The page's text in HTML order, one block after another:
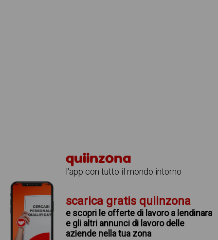
quiinzona
l'app con tutto il mondo intorno
scarica gratis quiinzona
e scopri le offerte di lavoro a lendinara
e gli altri annunci di lavoro delle
aziende nella tua zona